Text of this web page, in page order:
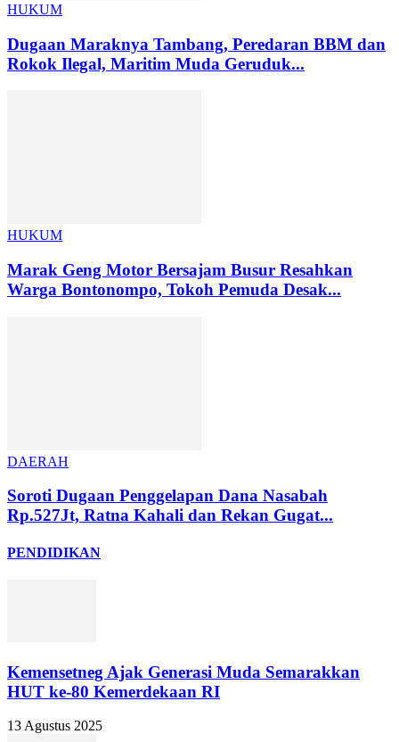
HUKUM
Dugaan Maraknya Tambang, Peredaran BBM dan
Rokok Ilegal, Maritim Muda Geruduk...
HUKUM
Marak Geng Motor Bersajam Busur Resahkan
Warga Bontonompo, Tokoh Pemuda Desak...
DAERAH
Soroti Dugaan Penggelapan Dana Nasabah
Rp.527Jt, Ratna Kahali dan Rekan Gugat...
PENDIDIKAN
Kemensetneg Ajak Generasi Muda Semarakkan
HUT ke-80 Kemerdekaan RI
13 Agustus 2025